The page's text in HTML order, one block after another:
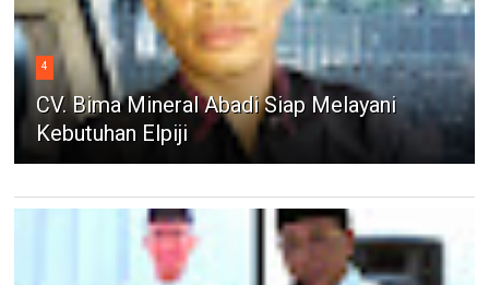
4
CV. Bima Mineral Abadi Siap Melayani
Kebutuhan Elpiji